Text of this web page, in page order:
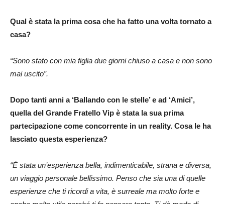
Qual è stata la prima cosa che ha fatto una volta tornato a
casa?
“Sono stato con mia figlia due giorni chiuso a casa e non sono
mai uscito”.
Dopo tanti anni a ‘Ballando con le stelle’ e ad ‘Amici’,
quella del Grande Fratello Vip è stata la sua prima
partecipazione come concorrente in un reality. Cosa le ha
lasciato questa esperienza?
“È stata un’esperienza bella, indimenticabile, strana e diversa,
un viaggio personale bellissimo. Penso che sia una di quelle
esperienze che ti ricordi a vita, è surreale ma molto forte e